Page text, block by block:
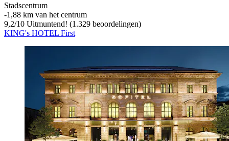
Stadscentrum
‐1,88 km van het centrum
9,2/10 Uitmuntend! (1.329 beoordelingen)
KING's HOTEL First